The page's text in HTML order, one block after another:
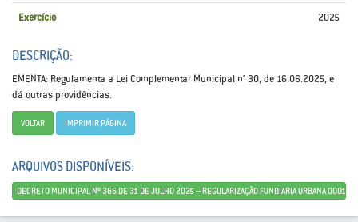
Exercício 2025
DESCRIÇÃO:
EMENTA: Regulamenta a Lei Complementar Municipal n° 30, de 16.06.2025, e
dá outras providências.
VOLTAR IMPRIMIR PÁGINA
ARQUIVOS DISPONÍVEIS:
DECRETO MUNICIPAL Nº 366 DE 31 DE JULHO 2025 – REGULARIZAÇÃO FUNDIARIA URBANA 0001